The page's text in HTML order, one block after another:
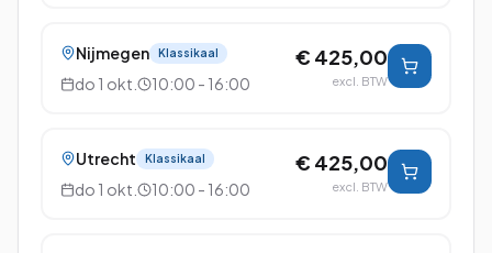
Nijmegen Klassikaal
do 1 okt. 10:00 - 16:00
€ 425,00
excl. BTW
Utrecht Klassikaal
do 1 okt. 10:00 - 16:00
€ 425,00
excl. BTW